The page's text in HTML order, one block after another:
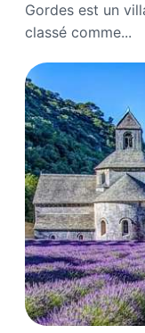
Gordes est un
classé comme...